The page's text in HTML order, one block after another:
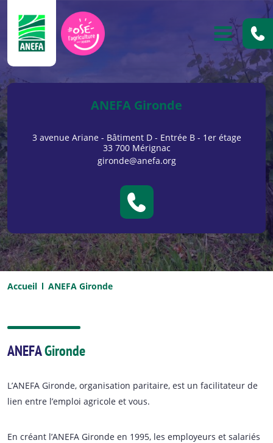
OUVRIR
ANEFA Gironde
3 avenue Ariane - Bâtiment D - Entrée B - 1er étage
33 700 Mérignac
gironde@anefa.org
Accueil ANEFA Gironde
ANEFAGironde
L’ANEFA Gironde, organisation paritaire, est un facilitateur de
lien entre l’emploi agricole et vous.
En créant l’ANEFA Gironde en 1995, les employeurs et salariés